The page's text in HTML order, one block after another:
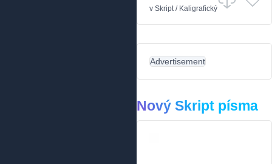
v Skript/ Kaligrafický
Advertisement
Nový Skript písma